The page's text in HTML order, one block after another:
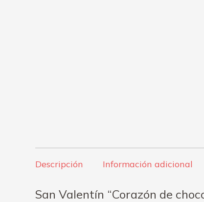
Descripción Información adicional
San Valentín “Corazón de